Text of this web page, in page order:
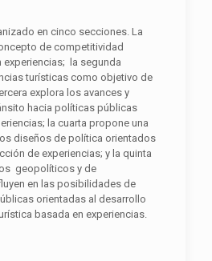
en cinco secciones. La
de competitividad
la segunda
turísticas como objetivo de
explora los avances y
hacia políticas públicas
la cuarta propone una
diseños de política orientados
de experiencias; y la quinta
geopolíticos y de
en las posibilidades de
orientadas al desarrollo
basada en experiencias.